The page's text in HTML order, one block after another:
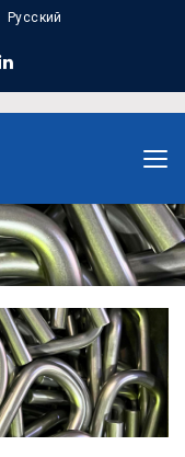
Русский
Önce